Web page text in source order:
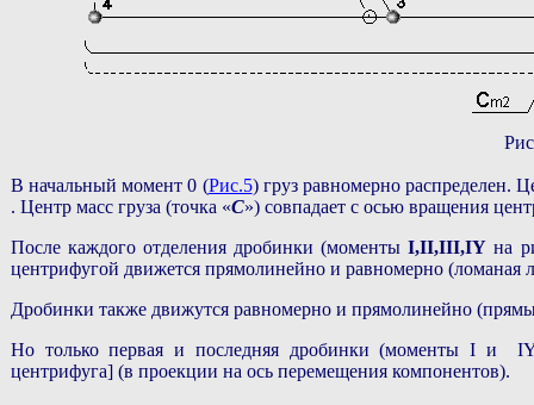
В начальный момент 0 (Рис.5) груз равномерно распределен.
. Центр масс груза (точка «С») совпадает с осью вращения
После каждого отделения дробинки (моментыI,II,III,IY на
центрифугой движется прямолинейно и равномерно (ломаная
Дробинки также движутся равномерно и прямолинейно
Но только первая и последняя дробинки (моменты I и
центрифуга] (в проекции на ось перемещения компонентов).